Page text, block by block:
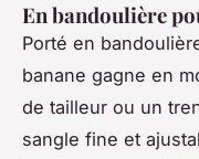
En bandoulière
Porté en
banane gagne en
de tailleur ou un
sangle fine et